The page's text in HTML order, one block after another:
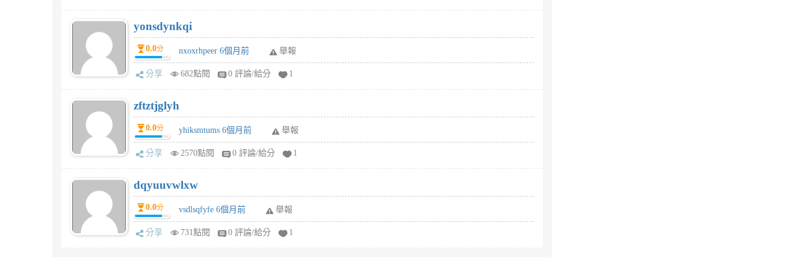
yonsdynkqi
0.0分 nxoxrhpeer 6個月前 舉報
分享 682點閱 0 評論/給分 1
zftztjglyh
0.0分 yhiksmtums 6個月前 舉報
分享 2570點閱 0 評論/給分 1
dqyuuvwlxw
0.0分 vsdlsqfyfe 6個月前 舉報
分享 731點閱 0 評論/給分 1